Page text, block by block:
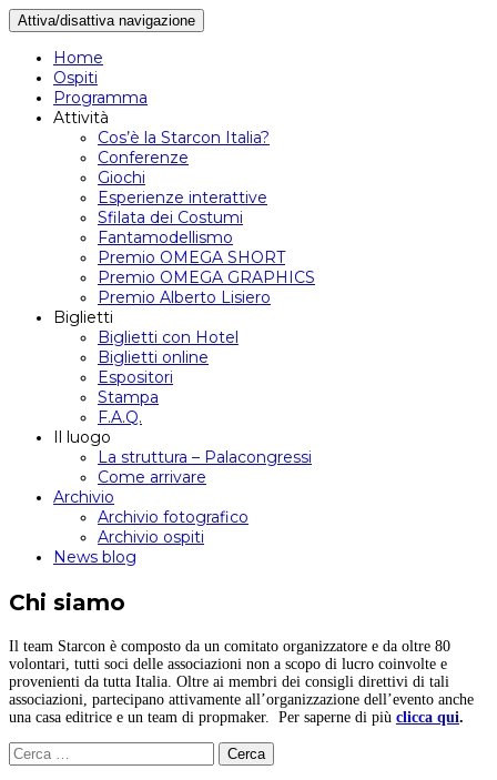
Attiva/disattiva navigazione
Home
Ospiti
Programma
Attività
Cos’è la Starcon Italia?
Conferenze
Giochi
Esperienze interattive
Sfilata dei Costumi
Fantamodellismo
Premio OMEGA SHORT
Premio OMEGA GRAPHICS
Premio Alberto Lisiero
Biglietti
Biglietti con Hotel
Biglietti online
Espositori
Stampa
F.A.Q.
Il luogo
La struttura – Palacongressi
Come arrivare
Archivio
Archivio fotografico
Archivio ospiti
News blog
Chi siamo
Il team Starcon è composto da un comitato organizzatore e da oltre 80
volontari, tutti soci delle associazioni non a scopo di lucro coinvolte e
provenienti da tutta Italia. Oltre ai membri dei consigli direttivi di tali
associazioni, partecipano attivamente all’organizzazione dell’evento anche
una casa editrice e un team di propmaker. Per saperne di più clicca qui.
Ricerca
per: